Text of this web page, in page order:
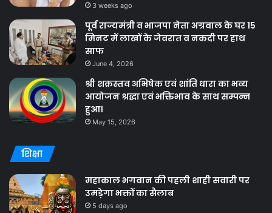
3 weeks ago
पूर्व राज्यमंत्री व भाजपा नेता अग्रवाल के घर 15
मिनट में लाखों के जेवरात व नकदी पर हाथ
साफ
June 4, 2026
श्री शक्रस्तव अभिषेक एवं शांति धारा का भव्य
आयोजन श्रद्धा एवं भक्तिभाव के साथ सम्पन्न
हुआ।
May 15, 2026
शिक्षा
महाकाल भगवान की पहली शाही सवारी पर
उमड़ेगा भक्तों का सैलाब
5 days ago